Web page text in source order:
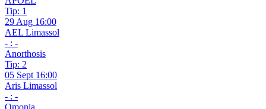
Tip: 1
29 Aug 16:00
AEL Limassol
- : -
Anorthosis
Tip: 2
05 Sept 16:00
Aris Limassol
- : -